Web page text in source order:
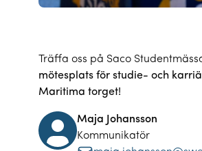
Träffa oss på Saco
mötesplats för studie- och
Maritima torget!
Maja Johansson
Kommunikatör